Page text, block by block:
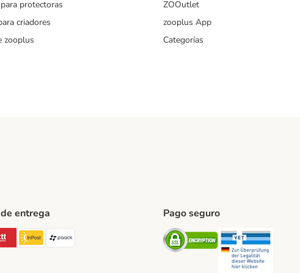
protectoras
criadores
zooplus
ZOOutlet
zooplus App
Categorías
entrega
Shipping Method
CTTExpress Shipping Method
InPost Shipping Method
paack Shipping Method
Pago seguro
Security